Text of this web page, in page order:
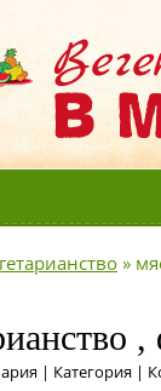
»
| Категория |